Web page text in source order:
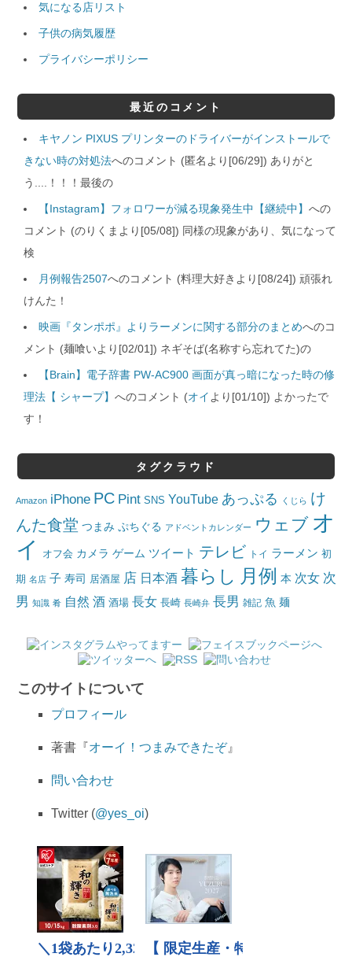
気になる店リスト
子供の病気履歴
プライバシーポリシー
最近のコメント
キヤノン PIXUS プリンターのドライバーがインストールで
きない時の対処法へのコメント (匿名より[06/29]) ありがと
う....！！！最後の
【Instagram】フォロワーが減る現象発生中【継続中】への
コメント (のりくまより[05/08]) 同様の現象があり、気になって
検
月例報告2507へのコメント (料理大好きより[08/24]) 頑張れ
けんた！
映画『タンポポ』よりラーメンに関する部分のまとめへのコ
メント (麺喰いより[02/01]) ネギそば(名称すら忘れてた)の
【Brain】電子辞書 PW-AC900 画面が真っ暗になった時の修
理法【 シャープ】 へのコメント (オイ より[01/10]) よかったで
す！
タグクラウド
Amazon iPhone PC Pint SNS YouTube あっぷる くじら け
んた食堂 つまみ ぷちぐる アドベントカレンダー ウェブ オ
イ
オフ会 カメラ ゲーム ツイート テレビ トイ ラーメン 初
期 名店 子 寿司 居酒屋 店 日本酒 暮らし 月例 本 次女 次
男 知識 肴 自然 酒 酒場 長女 長崎 長崎弁 長男 雑記 魚 麺
このサイトについて
プロフィール
著書『オーイ！つまみできたぞ』
問い合わせ
Twitter (@yes_oi)